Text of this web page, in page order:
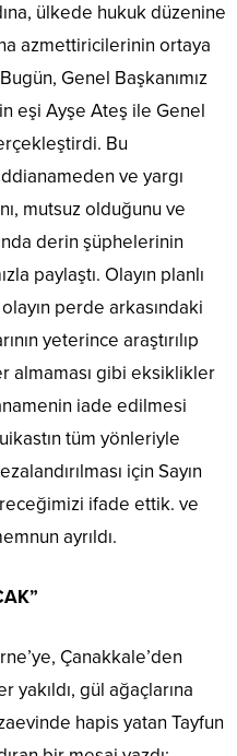
ülkede hukuk düzenine
azmettiricilerinin ortaya
Genel Başkanımız
eşi Ayşe Ateş ile Genel
Bu
ve yargı
mutsuz olduğunu ve
derin şüphelerinin
paylaştı. Olayın planlı
perde arkasındaki
yeterince araştırılıp
almaması gibi eksiklikler
iade edilmesi
tüm yönleriyle
için Sayın
ifade ettik. ve
ayrıldı.
Çanakkale’den
gül ağaçlarına
hapis yatan Tayfun